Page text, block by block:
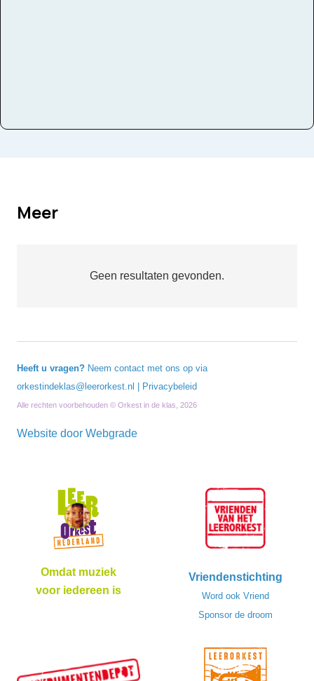
Meer
Geen resultaten gevonden.
Omdat muziek
voor iedereen is
Vriendenstichting
Word ook Vriend
Sponsor de droom
Heeft u vragen? Neem contact met ons op via
orkestindeklas@leerorkest.nl
Privacybeleid
Alle rechten voorbehouden © Orkest in de klas, 2026
Website door Webgrade